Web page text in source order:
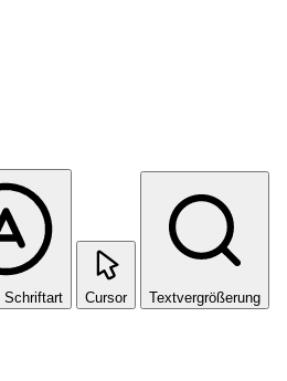
Schriftart Cursor Textvergrößerung